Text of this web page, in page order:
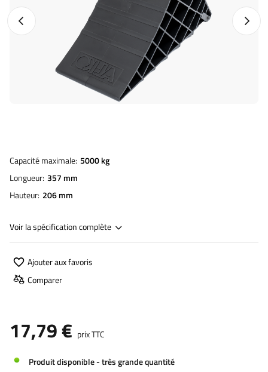
Photo précédente Photo
Capacité maximale 5000 kg
Longueur 357 mm
Hauteur 206 mm
Voir la spécification complète
Ajouter aux favoris
Comparer
17,79 € prix TTC
Produit disponible - très grande quantité